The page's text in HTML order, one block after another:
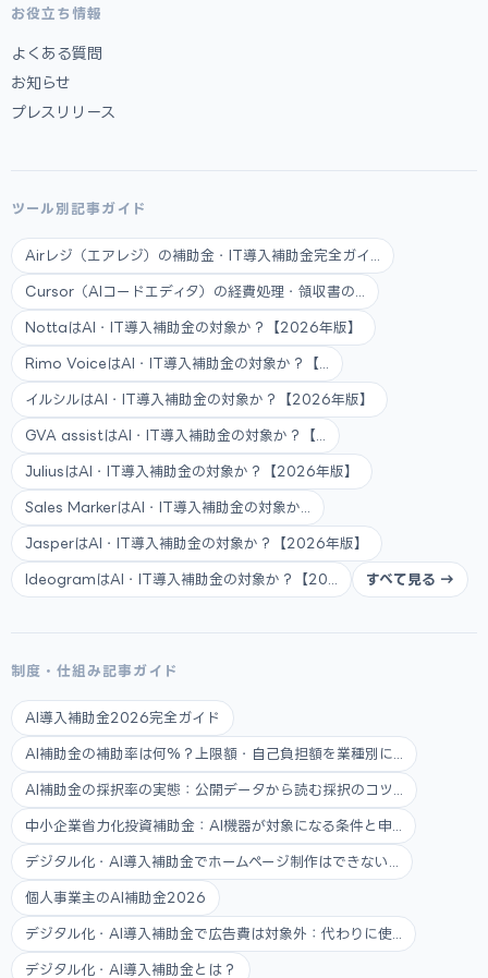
お役立ち情報
よくある質問
お知らせ
プレスリリース
ツール別記事ガイド
Airレジ（エアレジ）の補助金・IT導入補助金完全ガイ...
Cursor（AIコードエディタ）の経費処理・領収書の...
NottaはAI・IT導入補助金の対象か？【2026年版】
Rimo VoiceはAI・IT導入補助金の対象か？【...
イルシルはAI・IT導入補助金の対象か？【2026年版】
GVA assistはAI・IT導入補助金の対象か？【...
JuliusはAI・IT導入補助金の対象か？【2026年版】
Sales MarkerはAI・IT導入補助金の対象か...
JasperはAI・IT導入補助金の対象か？【2026年版】
IdeogramはAI・IT導入補助金の対象か？【20... すべて見る →
制度・仕組み記事ガイド
AI導入補助金2026完全ガイド
AI補助金の補助率は何%？上限額・自己負担額を業種別に...
AI補助金の採択率の実態：公開データから読む採択のコツ...
中小企業省力化投資補助金：AI機器が対象になる条件と申...
デジタル化・AI導入補助金でホームページ制作はできない...
個人事業主のAI補助金2026
デジタル化・AI導入補助金で広告費は対象外：代わりに使...
デジタル化・AI導入補助金とは？